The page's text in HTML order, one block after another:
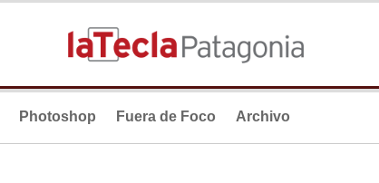
Photoshop Fuera de Foco Archivo